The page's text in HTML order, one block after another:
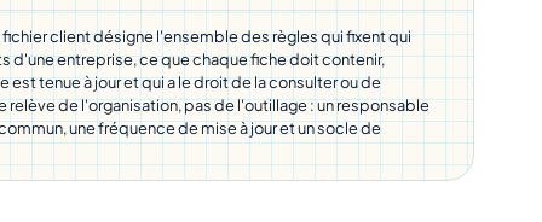
fichier client désigne l'ensemble des règles qui fixent qui
d'une entreprise, ce que chaque fiche doit contenir,
est tenue à jour et qui a le droit de la consulter ou de
relève de l'organisation, pas de l'outillage : un responsable
une fréquence de mise à jour et un socle de